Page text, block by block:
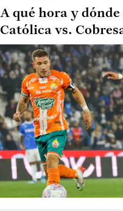
A qué hora y
Católica vs.